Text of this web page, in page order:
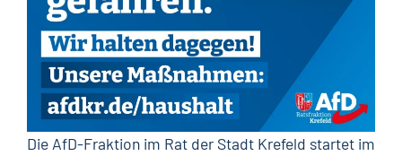
Die AfD-Fraktion im Rat der Stadt Krefeld startet im